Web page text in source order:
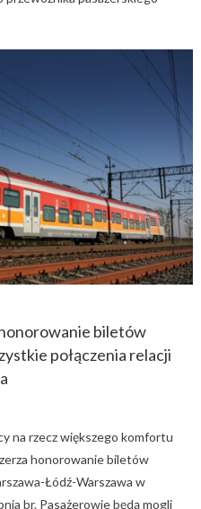
biletów
połączenia relacji
na rzecz większego komfortu
honorowanie biletów
Łódź-Warszawa w
br. Pasażerowie będą mogli